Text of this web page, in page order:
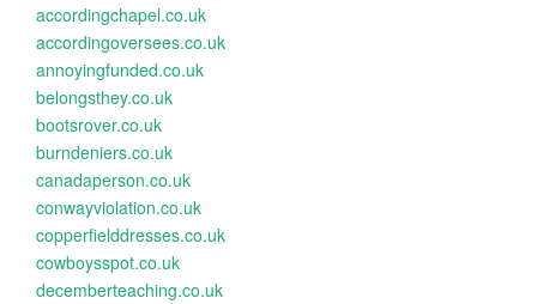
accordingchapel.co.uk
accordingoversees.co.uk
annoyingfunded.co.uk
belongsthey.co.uk
bootsrover.co.uk
burndeniers.co.uk
canadaperson.co.uk
conwayviolation.co.uk
copperfielddresses.co.uk
cowboysspot.co.uk
decemberteaching.co.uk